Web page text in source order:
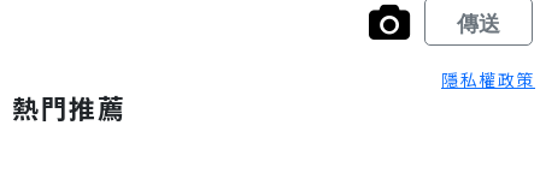
隱私權政策
熱門推薦